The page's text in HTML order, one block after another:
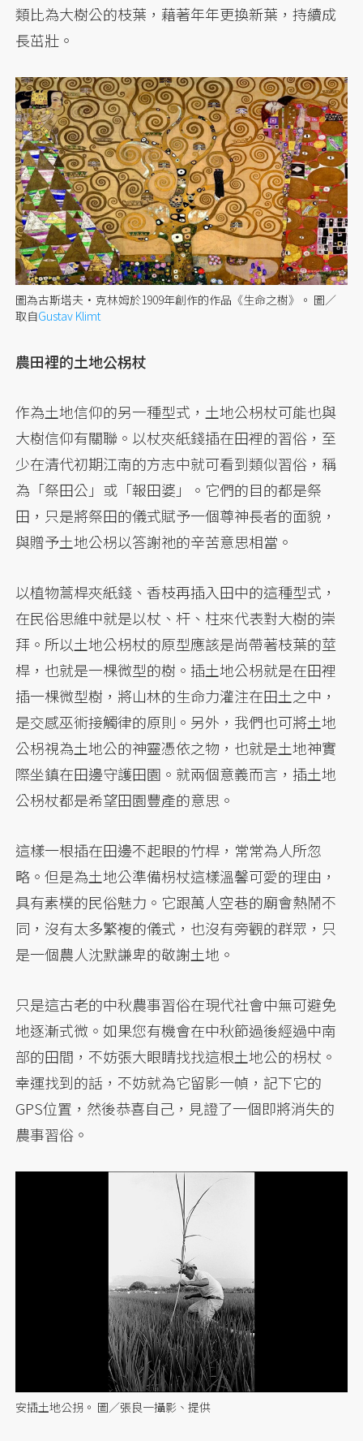
類比為大樹公的枝葉，藉著年年更換新葉，持續成
長茁壯。
圖為古斯塔夫·克林姆於1909年創作的作品《生命之樹》。 圖／
取自Gustav Klimt
農田裡的土地公柺杖
作為土地信仰的另一種型式，土地公枴杖可能也與
大樹信仰有關聯。以杖夾紙錢插在田裡的習俗，至
少在清代初期江南的方志中就可看到類似習俗，稱
為「祭田公」或「報田婆」。它們的目的都是祭
田，只是將祭田的儀式賦予一個尊神長者的面貌，
與贈予土地公枴以答謝祂的辛苦意思相當。
以植物蒿桿夾紙錢、香枝再插入田中的這種型式，
在民俗思維中就是以杖、杆、柱來代表對大樹的崇
拜。所以土地公枴杖的原型應該是尚帶著枝葉的莖
桿，也就是一棵微型的樹。插土地公枴就是在田裡
插一棵微型樹，將山林的生命力灌注在田土之中，
是交感巫術接觸律的原則。另外，我們也可將土地
公枴視為土地公的神靈憑依之物，也就是土地神實
際坐鎮在田邊守護田園。就兩個意義而言，插土地
公枴杖都是希望田園豐產的意思。
這樣一根插在田邊不起眼的竹桿，常常為人所忽
略。但是為土地公準備枴杖這樣溫馨可愛的理由，
具有素樸的民俗魅力。它跟萬人空巷的廟會熱鬧不
同，沒有太多繁複的儀式，也沒有旁觀的群眾，只
是一個農人沈默謙卑的敬謝土地。
只是這古老的中秋農事習俗在現代社會中無可避免
地逐漸式微。如果您有機會在中秋節過後經過中南
部的田間，不妨張大眼睛找找這根土地公的枴杖。
幸運找到的話，不妨就為它留影一幀，記下它的
GPS位置，然後恭喜自己，見證了一個即將消失的
農事習俗。
安插土地公拐。 圖／張良一攝影、提供